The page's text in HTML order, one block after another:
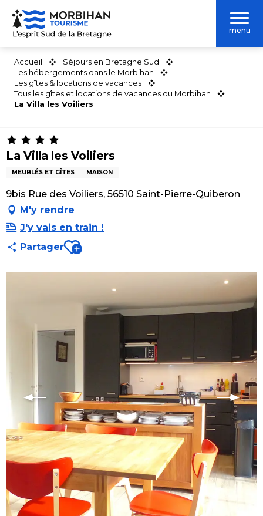
Aller
contenu
menu
Accueil
Séjours en Bretagne Sud
Les hébergements dans le Morbihan
Les gîtes & locations de vacances
Tous les gîtes et locations de vacances du Morbihan
La Villa les Voiliers
La Villa les Voiliers
MEUBLÉS ET GÎTES MAISON
9bis Rue des Voiliers, 56510 Saint-Pierre-Quiberon
M'y rendre
J'y vais en train !
PartagerAjouter aux favoris